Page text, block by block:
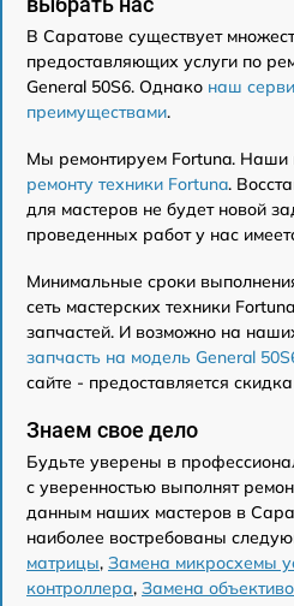
В Саратове существует
предоставляющих услуги по
General 50S6. Однако наш
преимуществами.
Мы ремонтируем Fortuna. Наши
ремонту техники Fortuna.
для мастеров не будет новой
проведенных работ у нас
Минимальные сроки
сеть мастерских техники
запчастей. И возможно на
запчасть на модель General
сайте - предоставляется
Знаем свое дело
Будьте уверены в
с уверенностью выполнят
данным наших мастеров в
наиболее востребованы
матрицы, Замена микросхемы
контроллера, Замена